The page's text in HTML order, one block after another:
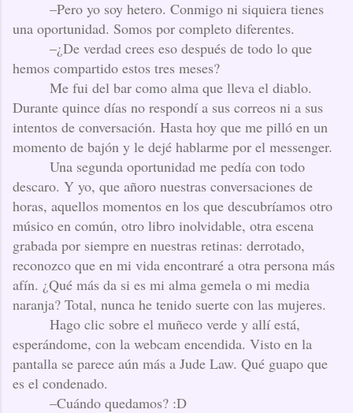
–Pero yo soy hetero. Conmigo ni siquiera tienes
una oportunidad. Somos por completo diferentes.
–¿De verdad crees eso después de todo lo que
hemos compartido estos tres meses?
Me fui del bar como alma que lleva el diablo.
Durante quince días no respondí a sus correos ni a sus
intentos de conversación. Hasta hoy que me pilló en un
momento de bajón y le dejé hablarme por el messenger.
Una segunda oportunidad me pedía con todo
descaro. Y yo, que añoro nuestras conversaciones de
horas, aquellos momentos en los que descubríamos otro
músico en común, otro libro inolvidable, otra escena
grabada por siempre en nuestras retinas: derrotado,
reconozco que en mi vida encontraré a otra persona más
afín. ¿Qué más da si es mi alma gemela o mi media
naranja? Total, nunca he tenido suerte con las mujeres.
Hago clic sobre el muñeco verde y allí está,
esperándome, con la webcam encendida. Visto en la
pantalla se parece aún más a Jude Law. Qué guapo que
es el condenado.
–Cuándo quedamos? :D